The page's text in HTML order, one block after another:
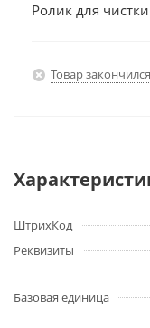
Ролик для
Товар закончился
ШтрихКод
Реквизиты
Базовая единица